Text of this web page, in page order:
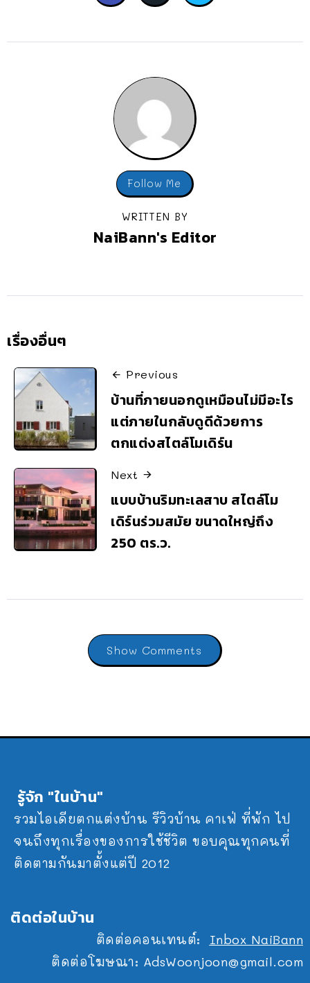
Follow Me
WRITTEN BY
NaiBann's Editor
เรื่องอื่นๆ
Previous
บ้านที่ภายนอกดูเหมือนไม่มีอะไร
แต่ภายในกลับดูดีด้วยการ
ตกแต่งสไตล์โมเดิร์น
Next
แบบบ้านริมทะเลสาบ สไตล์โม
เดิร์นร่วมสมัย ขนาดใหญ่ถึง
250 ตร.ว.
Show Comments
รู้จัก "ในบ้าน"
รวมไอเดียตกแต่งบ้าน รีวิวบ้าน คาเฟ่ ที่พัก ไป
จนถึงทุกเรื่องของการใช้ชีวิต ขอบคุณทุกคนที่
ติดตามกันมาตั้งแต่ปี 2012
ติดต่อในบ้าน
ติดต่อคอนเทนต์: Inbox NaiBann
ติดต่อโฆษณา: AdsWoonjoon@gmail.com